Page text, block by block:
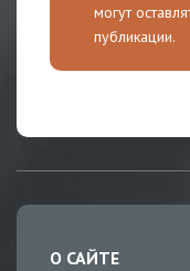
могут
публикации.
О САЙТЕ